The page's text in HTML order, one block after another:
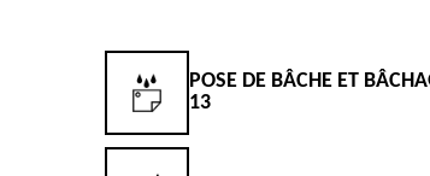
POSE DE BÂCHE ET
13